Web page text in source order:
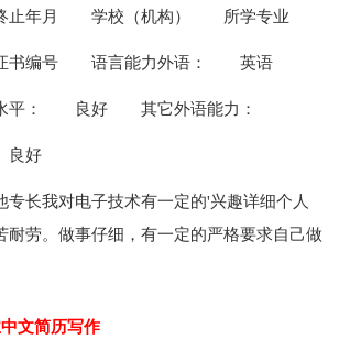
止年月 学校（机构） 所学专业
书编号 语言能力外语： 英语
平： 良好 其它外语能力：
良好
专长我对电子技术有一定的'兴趣详细个人
耐劳。做事仔细，有一定的严格要求自己做
文简历写作